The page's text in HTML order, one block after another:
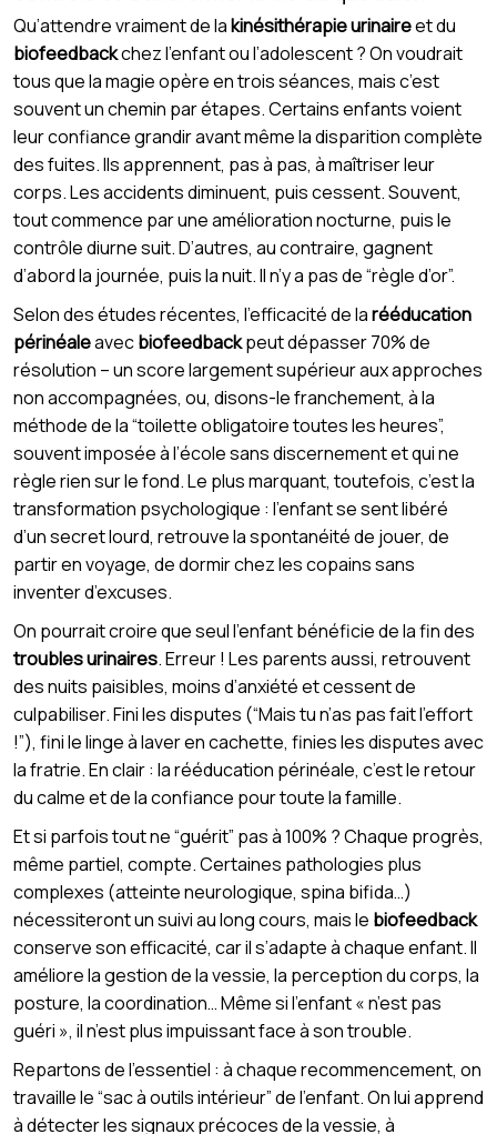
Qu’attendre vraiment de lakinésithérapie urinaireet du
biofeedbackchez l’enfant ou l’adolescent ? On voudrait
tous que la magie opère en trois séances, mais c’est
souvent un chemin par étapes. Certains enfants voient
leur confiance grandir avant même la disparition complète
des fuites. Ils apprennent, pas à pas, à maîtriser leur
corps. Les accidents diminuent, puis cessent. Souvent,
tout commence par une amélioration nocturne, puis le
contrôle diurne suit. D’autres, au contraire, gagnent
d’abord la journée, puis la nuit. Il n’y a pas de “règle d’or”.
Selon des études récentes, l’efficacité de larééducation
périnéaleavecbiofeedbackpeut dépasser 70% de
résolution – un score largement supérieur aux approches
non accompagnées, ou, disons-le franchement, à la
méthode de la “toilette obligatoire toutes les heures”,
souvent imposée à l’école sans discernement et qui ne
règle rien sur le fond. Le plus marquant, toutefois, c’est la
transformation psychologique : l’enfant se sent libéré
d’un secret lourd, retrouve la spontanéité de jouer, de
partir en voyage, de dormir chez les copains sans
inventer d’excuses.
On pourrait croire que seul l’enfant bénéficie de la fin des
troubles urinaires. Erreur ! Les parents aussi, retrouvent
des nuits paisibles, moins d’anxiété et cessent de
culpabiliser. Fini les disputes (“Mais tu n’as pas fait l’effort
!”), fini le linge à laver en cachette, finies les disputes avec
la fratrie. En clair : la rééducation périnéale, c’est le retour
du calme et de la confiance pour toute la famille.
Et si parfois tout ne “guérit” pas à 100% ? Chaque progrès,
même partiel, compte. Certaines pathologies plus
complexes (atteinte neurologique, spina bifida…)
nécessiteront un suivi au long cours, mais le biofeedback
conserve son efficacité, car il s’adapte à chaque enfant. Il
améliore la gestion de la vessie, la perception du corps, la
posture, la coordination… Même si l’enfant « n’est pas
guéri », il n’est plus impuissant face à son trouble.
Repartons de l’essentiel : à chaque recommencement, on
travaille le “sac à outils intérieur” de l’enfant. On lui apprend
à détecter les signaux précoces de la vessie, à